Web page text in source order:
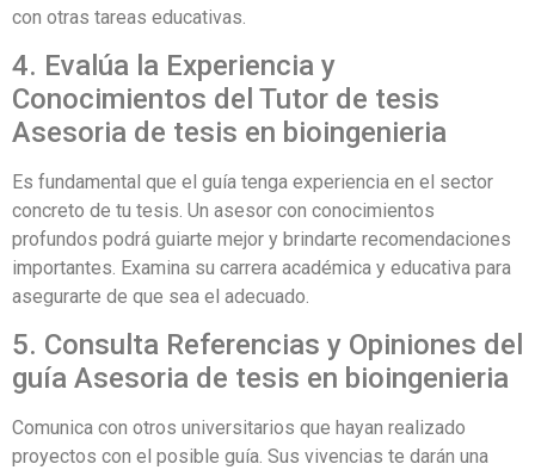
con otras tareas educativas.
4. Evalúa la Experiencia y
Conocimientos del Tutor de tesis
Asesoria de tesis en bioingenieria
Es fundamental que el guía tenga experiencia en el sector
concreto de tu tesis. Un asesor con conocimientos
profundos podrá guiarte mejor y brindarte recomendaciones
importantes. Examina su carrera académica y educativa para
asegurarte de que sea el adecuado.
5. Consulta Referencias y Opiniones del
guía Asesoria de tesis en bioingenieria
Comunica con otros universitarios que hayan realizado
proyectos con el posible guía. Sus vivencias te darán una